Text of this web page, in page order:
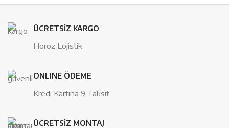
ÜCRETSİZ KARGO
Horoz Lojistik
ONLINE ÖDEME
Kredi Kartına 9 Taksit
ÜCRETSİZ MONTAJ